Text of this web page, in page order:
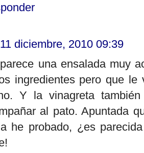
11 diciembre, 2010 09:39
una ensalada muy
ingredientes pero que
Y la vinagreta
al pato. Apuntada
he probado, ¿es